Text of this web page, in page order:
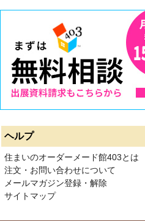
ヘルプ
住まいのオーダーメード館403とは
注文・お問い合わせについて
メールマガジン登録・解除
サイトマップ